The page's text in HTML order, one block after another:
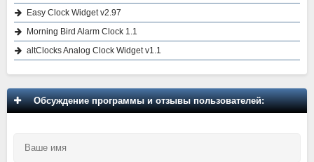
Easy Clock Widget v2.97
Morning Bird Alarm Clock 1.1
altClocks Analog Clock Widget v1.1
Обсуждение программы и отзывы пользователей: